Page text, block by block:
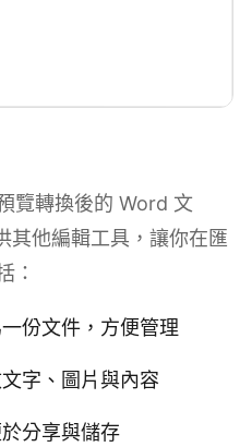
覽轉換後的 Word 文
其他編輯工具，讓你在匯
：
份文件，方便管理
字、圖片與內容
分享與儲存